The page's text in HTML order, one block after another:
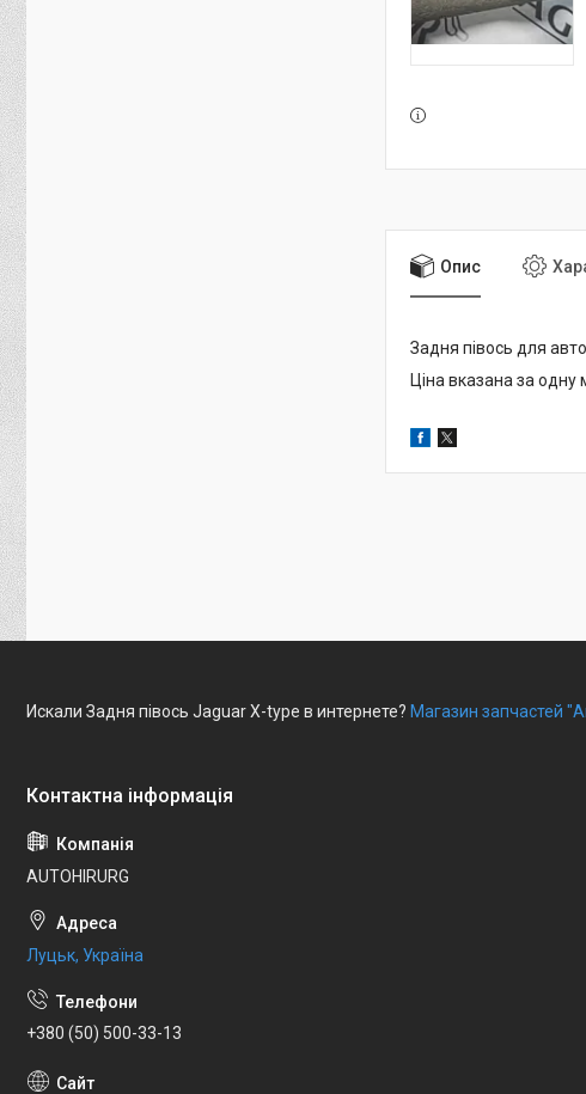
Опис
Задня півось для
Ціна вказана за одну
Искали Задня півось Jaguar X-type в интернете? Магазин запчастей
AUTOHIRURG
Луцьк, Україна
+380 (50) 500-33-13